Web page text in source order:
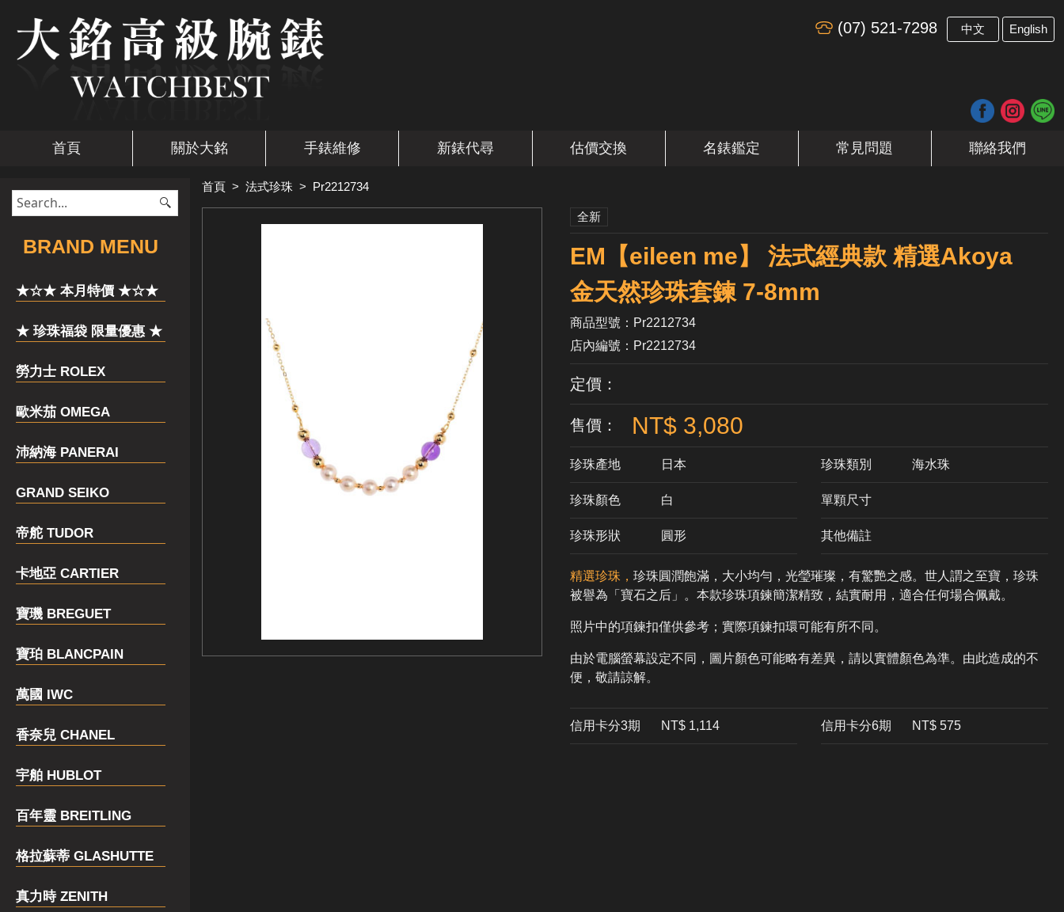
(07) 521-7298 中文 English
首頁 關於大銘 手錶維修 新錶代尋 估價交換 名錶鑑定 常見問題 聯絡我們
​BRAND MENU
★☆★ 本月特價 ★☆★
★ 珍珠福袋 限量優惠 ★
勞力士 ROLEX
歐米茄 OMEGA
沛納海 PANERAI
GRAND SEIKO
帝舵 TUDOR
卡地亞 CARTIER
寶璣 BREGUET
寶珀 BLANCPAIN
萬國 IWC
香奈兒 CHANEL
宇舶 HUBLOT
百年靈 BREITLING
格拉蘇蒂 GLASHUTTE
真力時 ZENITH
首頁 > 法式珍珠 > Pr2212734
全新
EM【eileen me】 法式經典款 精選Akoya
金天然珍珠套鍊 7-8mm
商品型號：Pr2212734
店內編號：Pr2212734
定價：
售價： NT$ 3,080
珍珠產地 日本 珍珠類別 海水珠
珍珠顏色 ​白 單顆尺寸
珍珠形狀 圓形 其他備註
精選珍珠， 珍珠圓潤飽滿，大小均勻，光瑩璀璨，有驚艷之感。世人謂之至寶，珍珠
被譽為「寶石之后」。本款珍珠項鍊簡潔精致，結實耐用，適合任何場合佩戴。
照片中的項鍊扣僅供參考；實際項鍊扣環可能有所不同。
由於電腦螢幕設定不同，圖片顏色可能略有差異，請以實體顏色為準。由此造成的不
便，敬請諒解。
信用卡分3期 ​NT$ 1,114 信用卡分6期 NT$ 575